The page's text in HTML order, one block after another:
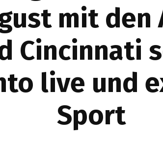
mit den
Cincinnati
live und
Sport